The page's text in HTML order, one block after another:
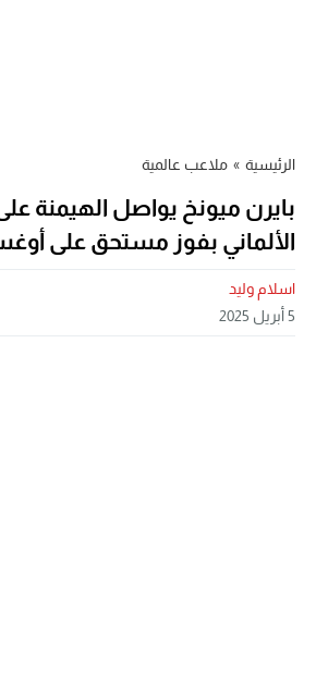
الرئيسية » ملاعب عالمية
بايرن ميونخ يواصل الهيمنة
الألماني بفوز مستحق على
اسلام وليد
5 أبريل 2025